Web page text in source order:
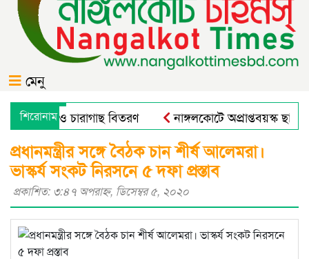
মেনু
শিরোনামও চারাগাছ বিতরণ
নাঙ্গলকোটে অপ্রাপ্তবয়স্ক
এন্ড রুরাল ট্রান্সফরমেশন ফর নিউট্রিশন, এন্টারপ্রেনরশিপ এন্ড
প্রধানমন্ত্রীর সঙ্গে বৈঠক চান শীর্ষ আলেমরা।
ভাস্কর্য সংকট নিরসনে ৫ দফা প্রস্তাব
প্রকাশিত: ৩:৪৭ অপরাহ্ণ, ডিসেম্বর ৫, ২০২০